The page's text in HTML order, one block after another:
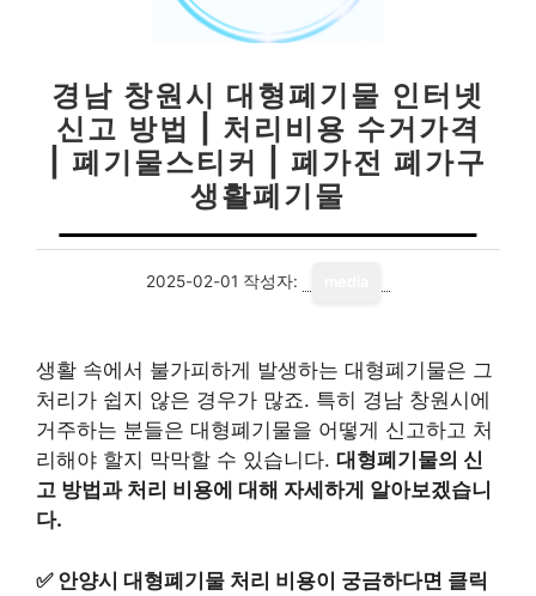
경남 창원시 대형폐기물 인터넷
신고 방법 | 처리비용 수거가격
| 폐기물스티커 | 폐가전 폐가구
생활폐기물
2025-02-01 작성자:
생활 속에서 불가피하게 발생하는 대형폐기물은 그
처리가 쉽지 않은 경우가 많죠. 특히 경남 창원시에
거주하는 분들은 대형폐기물을 어떻게 신고하고 처
리해야 할지 막막할 수 있습니다. 대형폐기물의 신
고 방법과 처리 비용에 대해 자세하게 알아보겠습니
다.
✅ 안양시 대형폐기물 처리 비용이 궁금하다면 클릭